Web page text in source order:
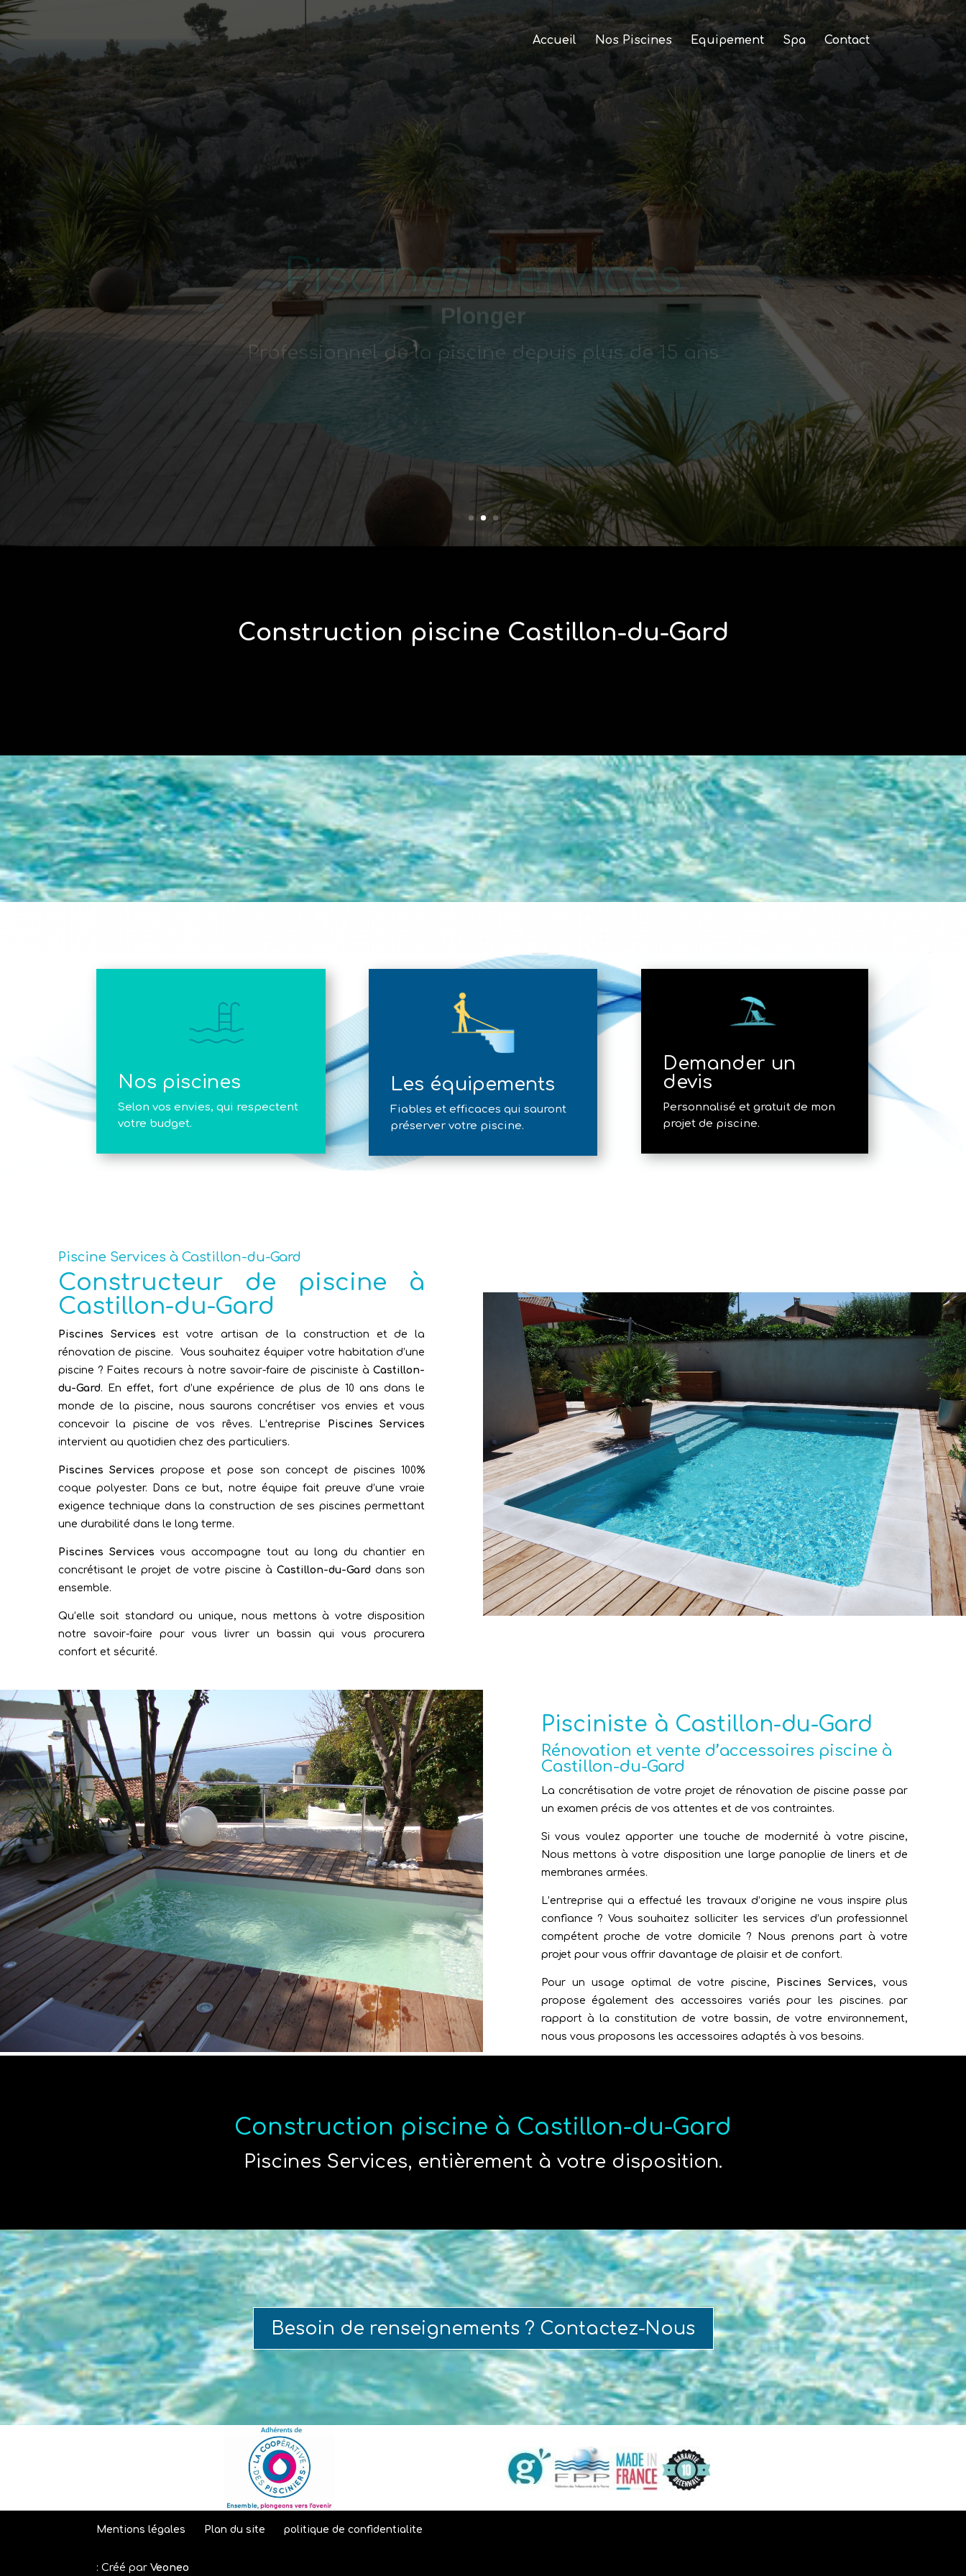
Accueil Nos Piscines Equipement Spa Contact
Piscines Services
Plonger
Professionnel de la piscine depuis plus de 15 ans
Construction piscine Castillon-du-Gard
Nos piscines
Selon vos envies, qui respectent
votre budget.
Les équipements
Fiables et efficaces qui sauront
préserver votre piscine.
Demander un
devis
Personnalisé et gratuit de mon
projet de piscine.
Piscine Services à Castillon-du-Gard
Constructeur de piscine à
Castillon-du-Gard
Piscines Services est votre artisan de la construction et de la
rénovation de piscine. Vous souhaitez équiper votre habitation d’une
piscine ? Faites recours à notre savoir-faire de pisciniste àCastillon-
du-Gard. En effet, fort d’une expérience de plus de 10 ans dans le
monde de la piscine, nous saurons concrétiser vos envies et vous
concevoir la piscine de vos rêves. L’entreprise Piscines Services
intervient au quotidien chez des particuliers.
Piscines Services propose et pose son concept de piscines 100%
coque polyester. Dans ce but, notre équipe fait preuve d’une vraie
exigence technique dans la construction de ses piscines permettant
une durabilité dans le long terme.
Piscines Services vous accompagne tout au long du chantier en
concrétisant le projet de votre piscine à Castillon-du-Garddans son
ensemble.
Qu’elle soit standard ou unique, nous mettons à votre disposition
notre savoir-faire pour vous livrer un bassin qui vous procurera
confort et sécurité.
Pisciniste à Castillon-du-Gard
Rénovation et vente d’accessoires piscine à
Castillon-du-Gard
La concrétisation de votre projet de rénovation de piscine passe par
un examen précis de vos attentes et de vos contraintes.
Si vous voulez apporter une touche de modernité à votre piscine,
Nous mettons à votre disposition une large panoplie de liners et de
membranes armées.
L’entreprise qui a effectué les travaux d’origine ne vous inspire plus
confiance ? Vous souhaitez solliciter les services d’un professionnel
compétent proche de votre domicile ? Nous prenons part à votre
projet pour vous offrir davantage de plaisir et de confort.
Pour un usage optimal de votre piscine, Piscines Services, vous
propose également des accessoires variés pour les piscines. par
rapport à la constitution de votre bassin, de votre environnement,
nous vous proposons les accessoires adaptés à vos besoins.
Construction piscine à Castillon-du-Gard
Piscines Services, entièrement à votre disposition.
Besoin de renseignements ? Contactez-Nous
Mentions légales Plan du site politique de confidentialite
: Créé parVeoneo